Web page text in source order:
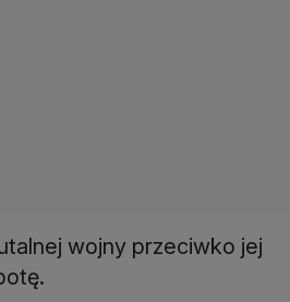
wojny przeciwko jej